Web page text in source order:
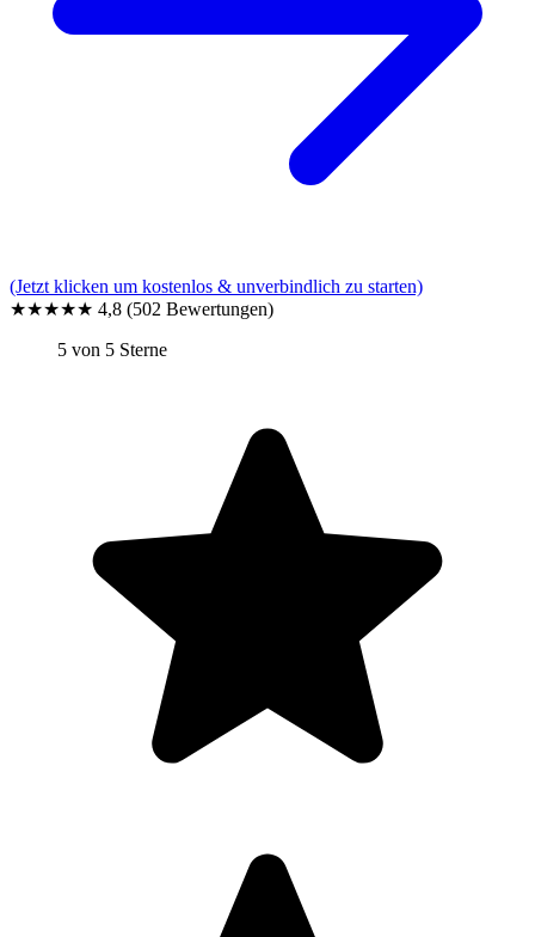
(Jetzt klicken um kostenlos & unverbindlich zu starten)
★★★★★ 4,8 (502 Bewertungen)
5 von 5 Sterne